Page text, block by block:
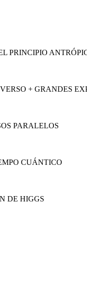
PRINCIPIO
+ GRANDES
PARALELOS
CUÁNTICO
DE HIGGS